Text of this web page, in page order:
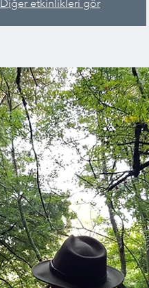
Diğer etkinlikleri gör